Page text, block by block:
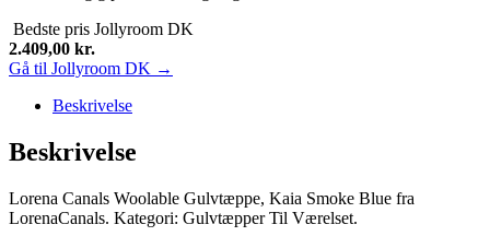
Bedste pris Jollyroom DK
2.409,00 kr.
Gå til Jollyroom DK →
Beskrivelse
Beskrivelse
Lorena Canals Woolable Gulvtæppe, Kaia Smoke Blue fra
LorenaCanals. Kategori: Gulvtæpper Til Værelset.